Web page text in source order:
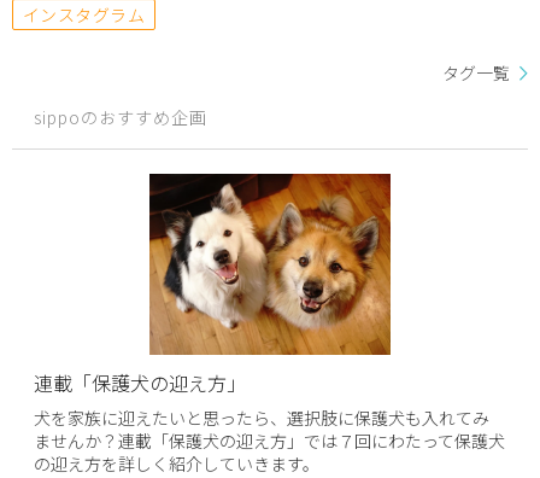
インスタグラム
タグ一覧
sippoのおすすめ企画
連載「保護犬の迎え方」
犬を家族に迎えたいと思ったら、選択肢に保護犬も入れてみ
ませんか？連載「保護犬の迎え方」では７回にわたって保護犬
の迎え方を詳しく紹介していきます。